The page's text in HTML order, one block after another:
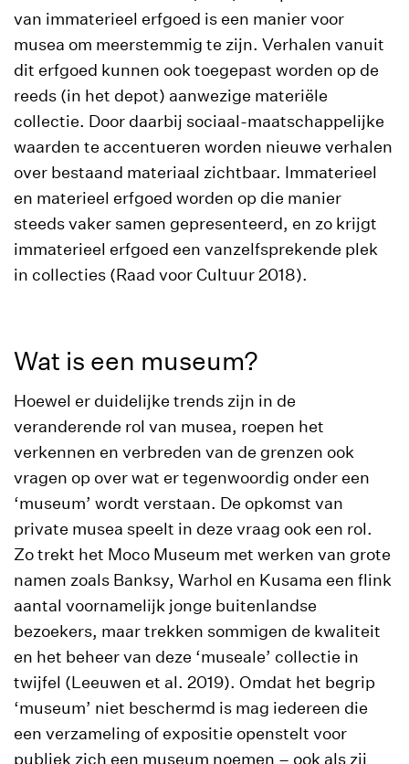
van immaterieel erfgoed is een manier voor
musea om meerstemmig te zijn. Verhalen vanuit
dit erfgoed kunnen ook toegepast worden op de
reeds (in het depot) aanwezige materiële
collectie. Door daarbij sociaal-maatschappelijke
waarden te accentueren worden nieuwe verhalen
over bestaand materiaal zichtbaar. Immaterieel
en materieel erfgoed worden op die manier
steeds vaker samen gepresenteerd, en zo krijgt
immaterieel erfgoed een vanzelfsprekende plek
in collecties (Raad voor Cultuur 2018).
Wat is een museum?
Hoewel er duidelijke trends zijn in de
veranderende rol van musea, roepen het
verkennen en verbreden van de grenzen ook
vragen op over wat er tegenwoordig onder een
‘museum’ wordt verstaan. De opkomst van
private musea speelt in deze vraag ook een rol.
Zo trekt het Moco Museum met werken van grote
namen zoals Banksy, Warhol en Kusama een flink
aantal voornamelijk jonge buitenlandse
bezoekers, maar trekken sommigen de kwaliteit
en het beheer van deze ‘museale’ collectie in
twijfel (Leeuwen et al. 2019). Omdat het begrip
‘museum’ niet beschermd is mag iedereen die
een verzameling of expositie openstelt voor
publiek zich een museum noemen – ook als zij